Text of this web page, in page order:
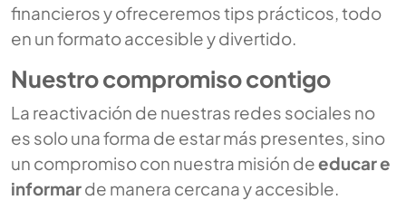
financieros y ofreceremos tips prácticos, todo
en un formato accesible y divertido.
Nuestro compromiso contigo
La reactivación de nuestras redes sociales no
es solo una forma de estar más presentes, sino
un compromiso con nuestra misión deeducar e
informarde manera cercana y accesible.